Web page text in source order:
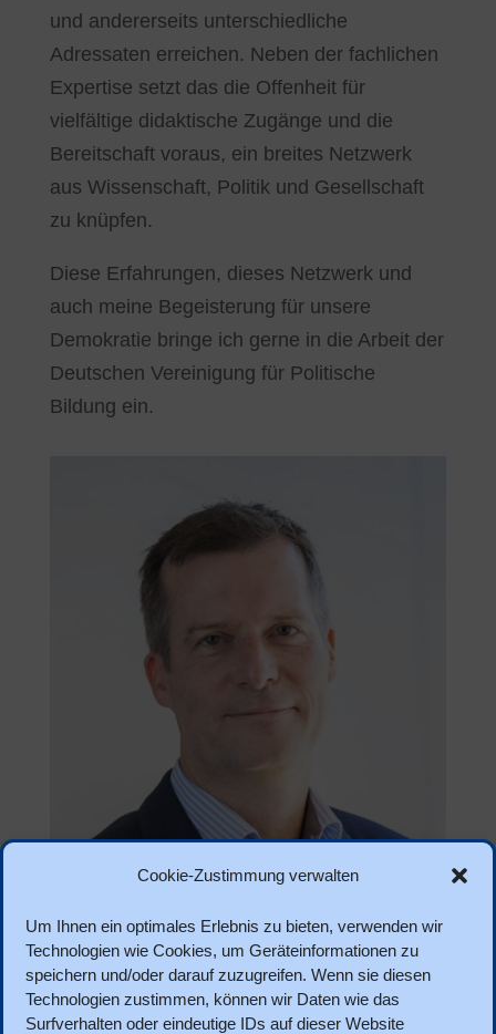
Cookie-Zustimmung verwalten
Um Ihnen ein optimales Erlebnis zu bieten, verwenden wir
Technologien wie Cookies, um Geräteinformationen zu
speichern und/oder darauf zuzugreifen. Wenn sie diesen
Technologien zustimmen, können wir Daten wie das
Surfverhalten oder eindeutige IDs auf dieser Website
und andererseits unterschiedliche
Adressaten erreichen. Neben der fachlichen
Expertise setzt das die Offenheit für
vielfältige didaktische Zugänge und die
Bereitschaft voraus, ein breites Netzwerk
aus Wissenschaft, Politik und Gesellschaft
zu knüpfen.
Diese Erfahrungen, dieses Netzwerk und
auch meine Begeisterung für unsere
Demokratie bringe ich gerne in die Arbeit der
Deutschen Vereinigung für Politische
Bildung ein.